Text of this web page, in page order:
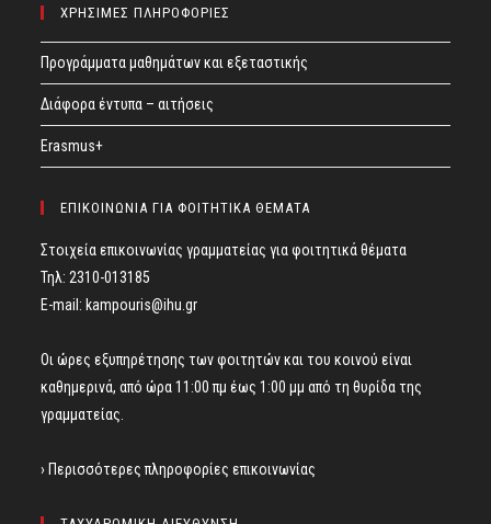
ΧΡΗΣΙΜΕΣ ΠΛΗΡΟΦΟΡΙΕΣ
Προγράμματα μαθημάτων και εξεταστικής
Διάφορα έντυπα – αιτήσεις
Erasmus+
ΕΠΙΚΟΙΝΩΝΙΑ ΓΙΑ ΦΟΙΤΗΤΙΚΑ ΘΕΜΑΤΑ
Στοιχεία επικοινωνίας γραμματείας για φοιτητικά θέματα
Τηλ: 2310-013185
E-mail: kampouris@ihu.gr
Οι ώρες εξυπηρέτησης των φοιτητών και του κοινού είναι
καθημερινά, από ώρα 11:00 πμ έως 1:00 μμ από τη θυρίδα της
γραμματείας.
› Περισσότερες πληροφορίες επικοινωνίας